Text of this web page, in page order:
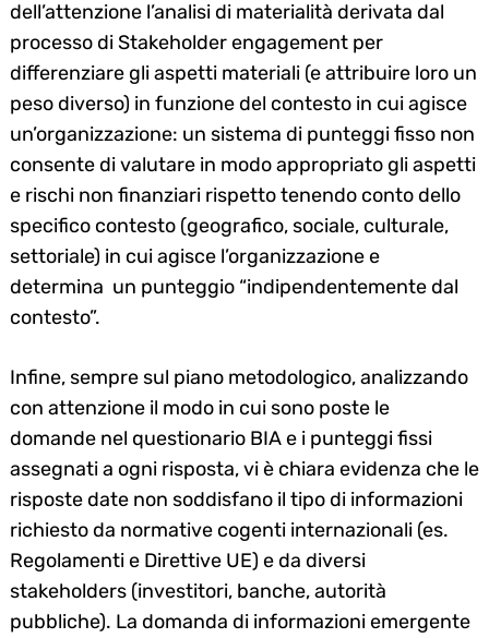
dell’attenzione l’analisi di materialità derivata dal
processo di Stakeholder engagement per
differenziare gli aspetti materiali (e attribuire loro un
peso diverso) in funzione del contesto in cui agisce
un’organizzazione: un sistema di punteggi fisso non
consente di valutare in modo appropriato gli aspetti
e rischi non finanziari rispetto tenendo conto dello
specifico contesto (geografico, sociale, culturale,
settoriale) in cui agisce l’organizzazione e
determina un punteggio “indipendentemente dal
contesto”.
Infine, sempre sul piano metodologico, analizzando
con attenzione il modo in cui sono poste le
domande nel questionario BIA e i punteggi fissi
assegnati a ogni risposta, vi è chiara evidenza che le
risposte date non soddisfano il tipo di informazioni
richiesto da normative cogenti internazionali (es.
Regolamenti e Direttive UE) e da diversi
stakeholders (investitori, banche, autorità
pubbliche). La domanda di informazioni emergente